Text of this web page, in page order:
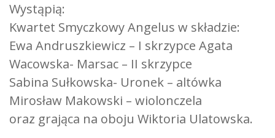
Wystąpią:
Kwartet Smyczkowy Angelus w składzie:
Ewa Andruszkiewicz – I skrzypce Agata
Wacowska- Marsac – II skrzypce
Sabina Sułkowska- Uronek – altówka
Mirosław Makowski – wiolonczela
oraz grająca na oboju Wiktoria Ulatowska.